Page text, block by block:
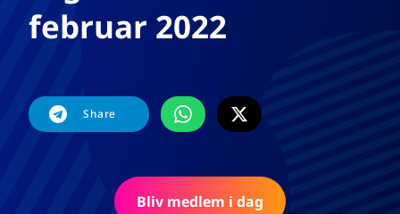
februar 2022
Share
Bliv medlem i dag